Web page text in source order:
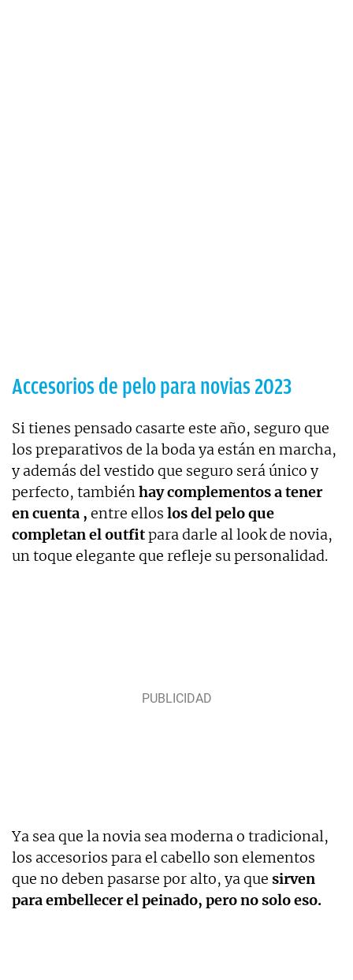
Accesorios de pelo para novias 2023
Si tienes pensado casarte este año, seguro que
los preparativos de la boda ya están en marcha,
y además del vestido que seguro será único y
perfecto, tambiénhay complementos a tener
en cuenta , entre ellos los del pelo que
completan el outfitpara darle al look de novia,
un toque elegante que refleje su personalidad.
Ya sea que la novia sea moderna o tradicional,
los accesorios para el cabello son elementos
que no deben pasarse por alto, ya que sirven
para embellecer el peinado, pero no solo eso.